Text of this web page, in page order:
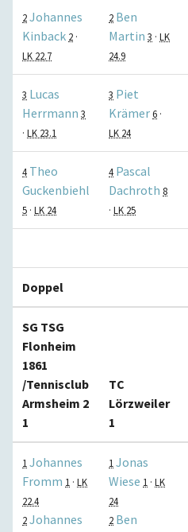
2Johannes
Kinback 2 ·
LK 22.7
2 Ben
Martin 3 · LK
24.9
3 Lucas
Herrmann 3
· LK 23.1
3 Piet
Krämer6 ·
LK 24
4 Theo
Guckenbiehl
5 · LK 24
4 Pascal
Dachroth 8
· LK 25
Doppel
SG TSG
Flonheim
1861
/Tennisclub
Armsheim 2
1
TC
Lörzweiler
1
1 Johannes
Fromm 1 · LK
22.4
2Johannes
1 Jonas
Wiese 1 · LK
24
2 Ben